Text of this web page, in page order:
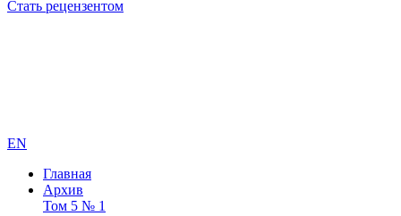
Стать рецензентом
EN
Главная
Архив
Том 5 № 1